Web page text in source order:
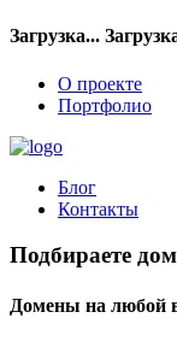
Загрузка...
О проекте
Портфолио
Блог
Контакты
Подбираете
Домены на любой